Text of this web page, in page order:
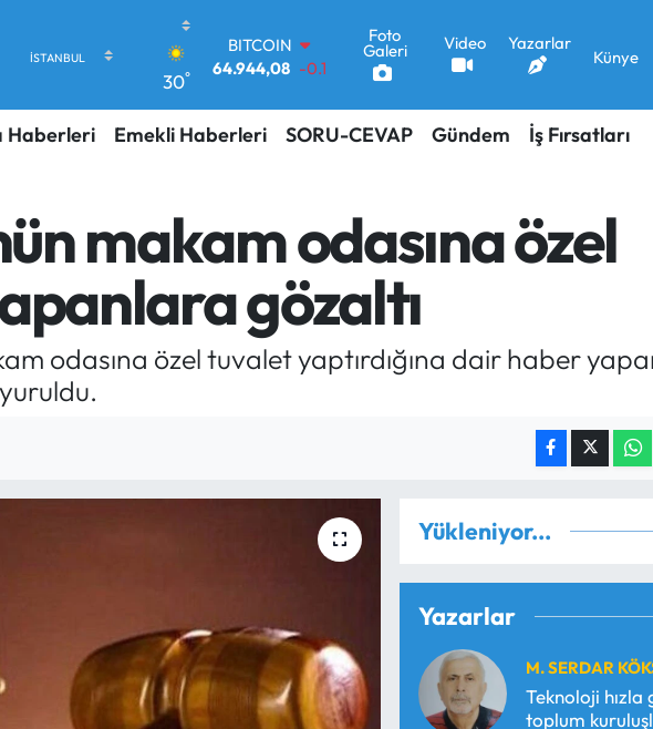
30°
DOLAR
47,7436 0.18
55,2510 0.32
STERLİN
BİST100
-14
BITCOIN
64.944,08 -0.18
Foto
Galeri Video Yazarlar
Künye
Haberleri Emekli Haberleri SORU-CEVAP Gündem İş Fırsatları
makam odasına özel
gözaltı
odasına özel tuvalet yaptırdığına dair haber
Yükleniyor...
Yazarlar
M. SERDAR
Teknoloji hızla
toplum